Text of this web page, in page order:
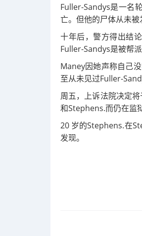
Fuller-Sandys是一名
亡。但他的尸体从未被
十年后，警方得出结
Fuller-Sandys是被帮
Maney因她声称自己
至从未见过Fuller-
周五，上诉法院决定
和Stephens.而仍在监
20 岁的Stephens.在
发现。